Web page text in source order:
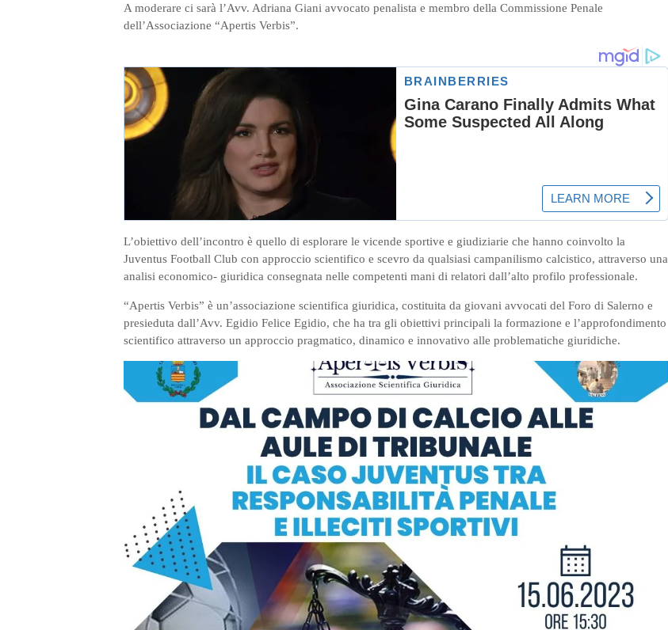
A moderare ci sarà l’Avv. Adriana Giani avvocato penalista e membro della Commissione Penale
dell’Associazione “Apertis Verbis”.
L’obiettivo dell’incontro è quello di esplorare le vicende sportive e giudiziarie che hanno coinvolto la
Juventus Football Club con approccio scientifico e scevro da qualsiasi campanilismo calcistico, attraverso una
analisi economico- giuridica consegnata nelle competenti mani di relatori dall’alto profilo professionale.
“Apertis Verbis” è un’associazione scientifica giuridica, costituita da giovani avvocati del Foro di Salerno e
presieduta dall’Avv. Egidio Felice Egidio, che ha tra gli obiettivi principali la formazione e l’approfondimento
scientifico attraverso un approccio pragmatico, dinamico e innovativo alle problematiche giuridiche.